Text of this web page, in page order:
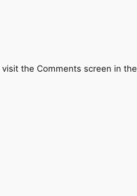
the Comments screen in the